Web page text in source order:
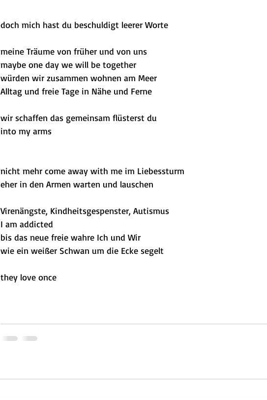
doch mich hast du beschuldigt leerer Worte
meine Träume von früher und von uns
maybe one day we will be together
würden wir zusammen wohnen am Meer
Alltag und freie Tage in Nähe und Ferne
wir schaffen das gemeinsam flüsterst du
into my arms
nicht mehr come away with me im Liebessturm
eher in den Armen warten und lauschen
Virenängste, Kindheitsgespenster, Autismus
I am addicted
bis das neue freie wahre Ich und Wir
wie ein weißer Schwan um die Ecke segelt
they love once